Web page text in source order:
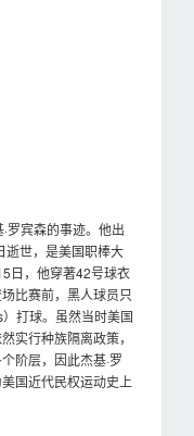
罗宾森的事迹。他出
世，是美国职棒大
日，他穿著42号球衣
比赛前，黑人球员只
打球。虽然当时美国
实行种族隔离政策，
阶层，因此杰基·罗
国近代民权运动史上